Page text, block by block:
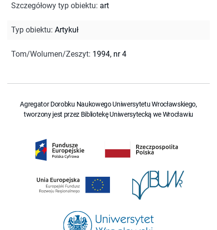
Szczegółowy typ obiektu: art
Typ obiektu: Artykuł
Tom/Wolumen/Zeszyt: 1994, nr 4
Agregator Dorobku Naukowego Uniwersytetu Wrocławskiego,
tworzony jest przez Bibliotekę Uniwersytecką we Wrocławiu